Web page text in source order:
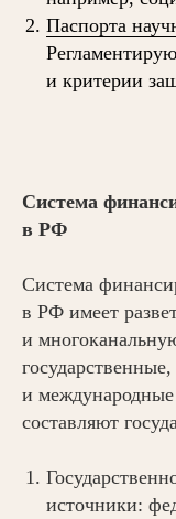
Паспорта
и критерии
Система
в РФ
Система
в РФ имеет
и
и
составляют
источники: